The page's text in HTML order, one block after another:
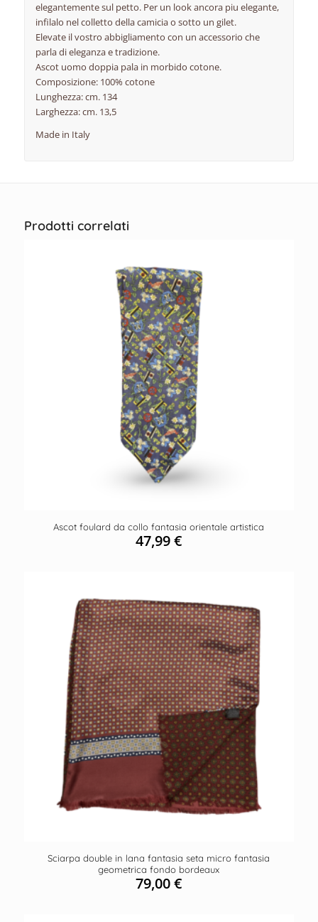
elegantemente sul petto. Per un look ancora piu elegante,
infilalo nel colletto della camicia o sotto un gilet.
Elevate il vostro abbigliamento con un accessorio che
parla di eleganza e tradizione.
Ascot uomo doppia pala in morbido cotone.
Composizione: 100% cotone
Lunghezza: cm. 134
Larghezza: cm. 13,5
Made in Italy
Prodotti correlati
Ascot foulard da collo fantasia orientale artistica
47,99€
Sciarpa double in lana fantasia seta micro fantasia
geometrica fondo bordeaux
79,00€